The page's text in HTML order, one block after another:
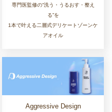
専門医監修の“洗う・うるおす・整え
る”を
1本で叶える二層式デリケートゾーンケ
アオイル
Aggressive Design